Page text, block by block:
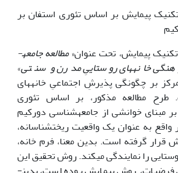
پیمایش بر اساس تئوری استفان بر
پیمایش، تحت عنوان«مطالعه جامعه­
خانه­های روستاییِ مدرن و سنتی»
بر چگونگی پذیرشِ اجتماعیِ خانه­های
طرح مطالعه مذکور، بر اساس تئوری
مبنای خوانشی از جامعه­شناسی دورکیم
به عنوان یک واقعیت ریخت­شناسانه،
قرار گرفته است. بدین معنا، فرم خانه،
را نمایندگی می­کند. روش تحقیق این